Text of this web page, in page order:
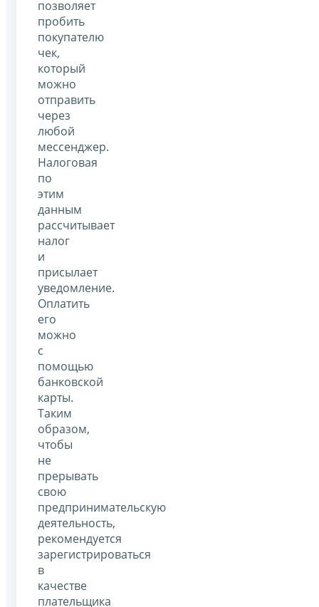
позволяет
пробить
покупателю
чек,
который
можно
отправить
через
любой
мессенджер.
Налоговая
по
этим
данным
рассчитывает
налог
и
присылает
уведомление.
Оплатить
его
можно
с
помощью
банковской
карты.
Таким
образом,
чтобы
не
прерывать
свою
предпринимательскую
деятельность,
рекомендуется
зарегистрироваться
в
качестве
плательщика